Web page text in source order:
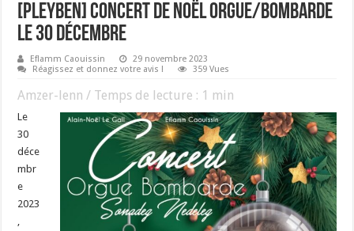
[PLEYBEN] Concert de Noël orgue/bombarde
le 30 décembre
Eflamm Caouissin
29 novembre 2023
Réagissez et donnez votre avis !
359 Vues
Amzer-lenn / Temps de lecture : 1 min
Le
30
déce
mbr
e
2023